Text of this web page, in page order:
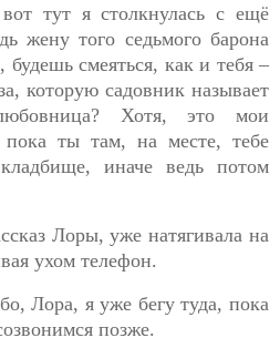
тут я столкнулась с ещё
жену того седьмого барона
будешь смеяться, как и тебя –
которую садовник называет
Хотя, это мои
пока ты там, на месте, тебе
иначе ведь потом
Лоры, уже натягивала на
ухом телефон.
Лора, я уже бегу туда, пока
позже.